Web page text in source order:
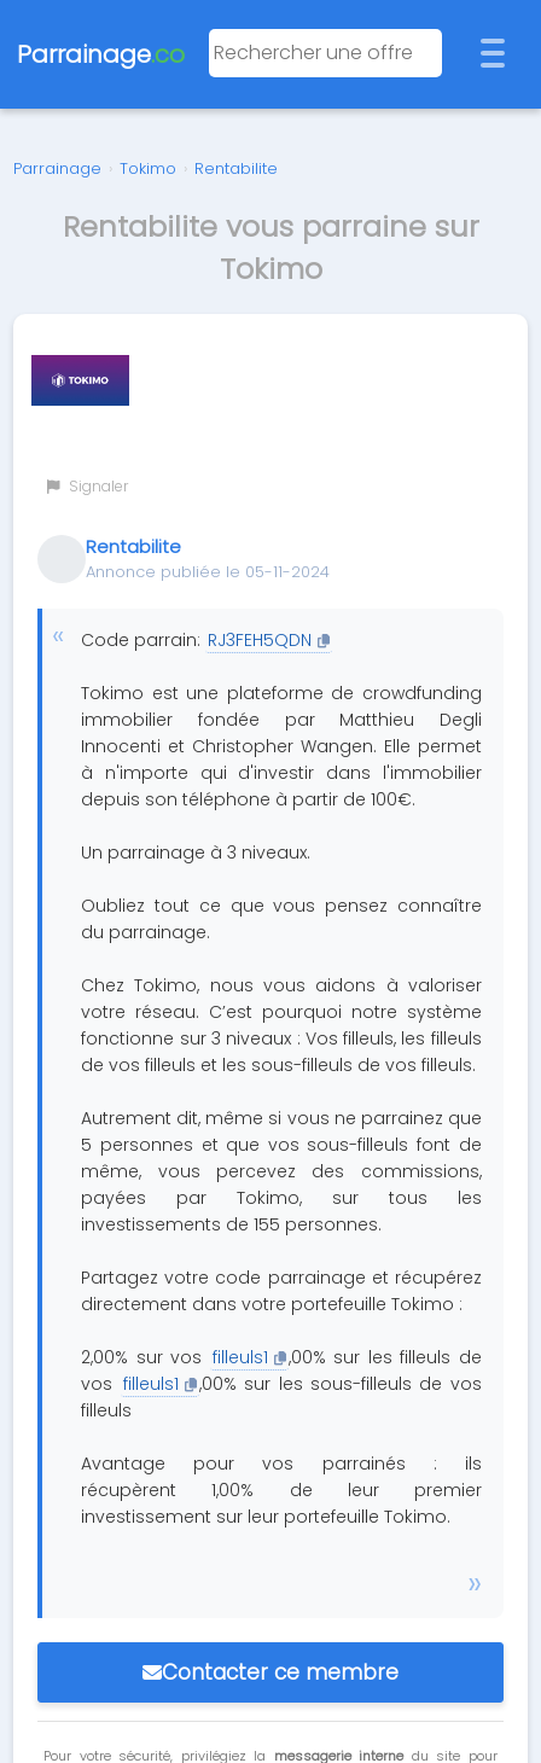
Parrainage.co
Parrainage › Tokimo › Rentabilite
Rentabilite vous parraine sur
Tokimo
Signaler
Rentabilite
Annonce publiée le 05-11-2024
Code parrain: RJ3FEH5QDN
Tokimo est une plateforme de crowdfunding
immobilier fondée par Matthieu Degli
Innocenti et Christopher Wangen. Elle permet
à n'importe qui d'investir dans l'immobilier
depuis son téléphone à partir de 100€.
Un parrainage à 3 niveaux.
Oubliez tout ce que vous pensez connaître
du parrainage.
Chez Tokimo, nous vous aidons à valoriser
votre réseau. C’est pourquoi notre système
fonctionne sur 3 niveaux : Vos filleuls, les filleuls
de vos filleuls et les sous-filleuls de vos filleuls.
Autrement dit, même si vous ne parrainez que
5 personnes et que vos sous-filleuls font de
même, vous percevez des commissions,
payées par Tokimo, sur tous les
investissements de 155 personnes.
Partagez votre code parrainage et récupérez
directement dans votre portefeuille Tokimo :
2,00% sur vos filleuls1
,00% sur les filleuls de
vos filleuls1
,00% sur les sous-filleuls de vos
filleuls
Avantage pour vos parrainés : ils
récupèrent 1,00% de leur premier
investissement sur leur portefeuille Tokimo.
Contacter ce membre
Pour votre sécurité, privilégiez la messagerie internedu site pour